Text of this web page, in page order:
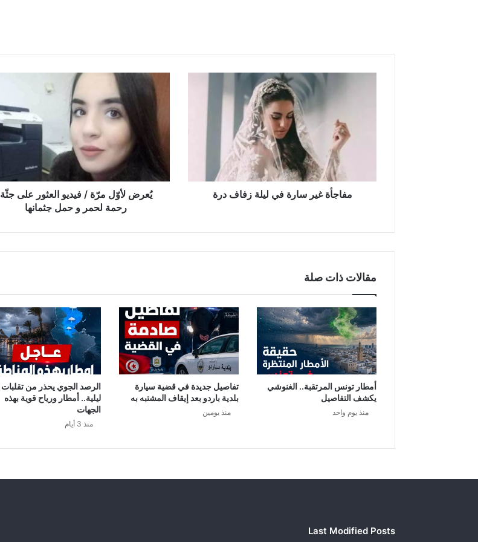
مفاجأة غير سارة في ليلة زفاف درة
يُعرض
فيديو
رحمة
جثمانها
يُعرض لأوّل مرّة / فيديو العثور على جثّة
رحمة لحمر و حمل جثمانها
مقالات ذات صلة
أمطار تونس المرتقبة.. الغنوشي
يكشف التفاصيل
منذ يوم واحد
تفاصيل جديدة في قضية سيارة
بلدية باردو بعد إيقاف المشتبه به
منذ يومين
الرصد الجوي يحذر من تقلبات
ليلية.. أمطار ورياح قوية بهذه
الجهات
منذ 3 أيام
Last Modified Posts